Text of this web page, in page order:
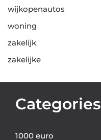
wijkopenautos
woning
zakelijk
zakelijke
Categories
1000 euro